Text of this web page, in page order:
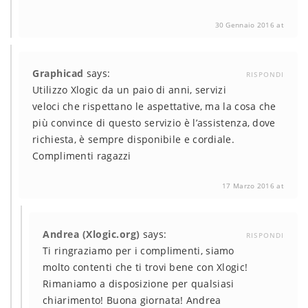
30 Gennaio 2016 at
Graphicad says: RISPONDI
Utilizzo Xlogic da un paio di anni, servizi
veloci che rispettano le aspettative, ma la cosa che
più convince di questo servizio è l’assistenza, dove
richiesta, è sempre disponibile e cordiale.
Complimenti ragazzi
17 Marzo 2016 at
Andrea (Xlogic.org) says: RISPONDI
Ti ringraziamo per i complimenti, siamo
molto contenti che ti trovi bene con Xlogic!
Rimaniamo a disposizione per qualsiasi
chiarimento! Buona giornata! Andrea